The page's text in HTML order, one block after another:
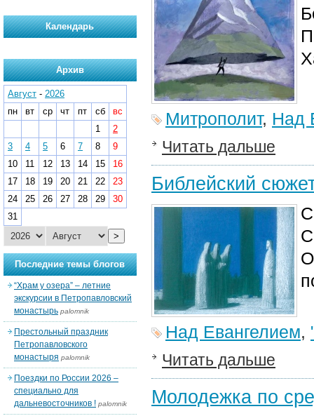
Митрополит, Над
Читать дальше
Библейский
Над Евангелием,
Читать дальше
Молодежка по
Календарь
Архив
Август - 2026
пн
вт ср чт пт сб
вс
1
2
3
4 5 6 7 8
9
10
11 12 13 14 15
16
17
18 19 20 21 22
23
24
25 26 27 28 29
30
31
>
Последние темы блогов
“Храм у озера” – летние
экскурсии в Петропавловский
монастырь palomnik
Престольный праздник
Петропавловского
монастыря palomnik
Поездки по России 2026 –
специально для
дальневосточников ! palomnik